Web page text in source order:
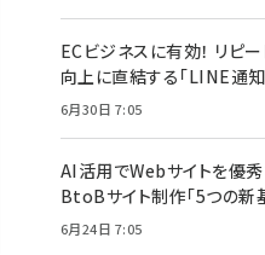
ECビジネスに有効！ リピ
向上に直結する「LINE通知
6月30日 7:05
AI活用でWebサイトを優
BtoBサイト制作「5つの新
6月24日 7:05